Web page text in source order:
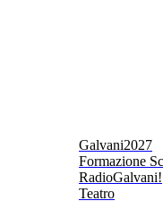
Galvani2027
Formazione
RadioGalvani!
Teatro